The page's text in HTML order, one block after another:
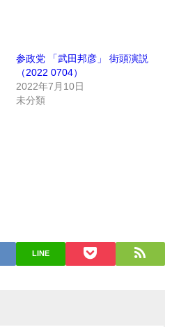
参政党 「武田邦彦」 街頭演説
（2022 0704）
2022年7月10日
未分類
LINE